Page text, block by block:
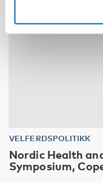
VELFERDSPOLITIKK
Nordic Health
Symposium,